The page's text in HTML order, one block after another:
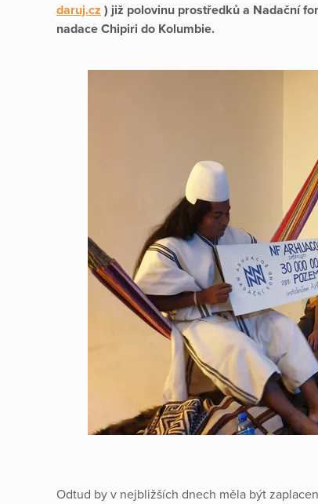
daruj.cz ) již polovinu prostředků a Nadační
nadace Chipiri do Kolumbie.
Odtud by v nejbližších dnech měla být